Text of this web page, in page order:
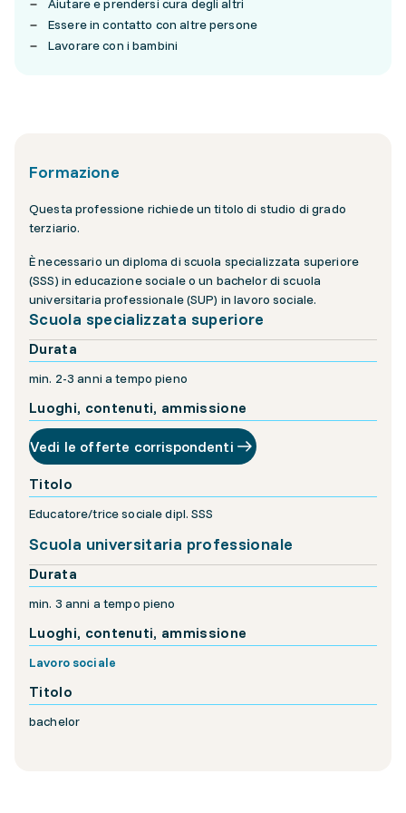
Aiutare e prendersi cura degli altri
Essere in contatto con altre persone
Lavorare con i bambini
Formazione
Questa professione richiede un titolo di studio di grado
terziario.
È necessario un diploma di scuola specializzata superiore
(SSS) in educazione sociale o un bachelor di scuola
universitaria professionale (SUP) in lavoro sociale.
Scuola specializzata superiore
Durata
min. 2-3 anni a tempo pieno
Luoghi, contenuti, ammissione
Vedi le offerte corrispondenti
Titolo
Educatore/trice sociale dipl. SSS
Scuola universitaria professionale
Durata
min. 3 anni a tempo pieno
Luoghi, contenuti, ammissione
Lavoro sociale
Titolo
bachelor